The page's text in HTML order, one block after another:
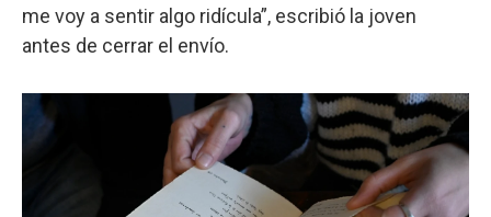
me voy a sentir algo ridícula”, escribió la joven
antes de cerrar el envío.